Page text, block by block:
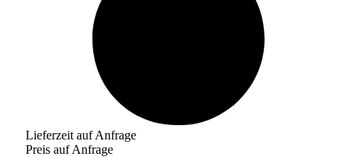
Lieferzeit auf Anfrage
Preis auf Anfrage